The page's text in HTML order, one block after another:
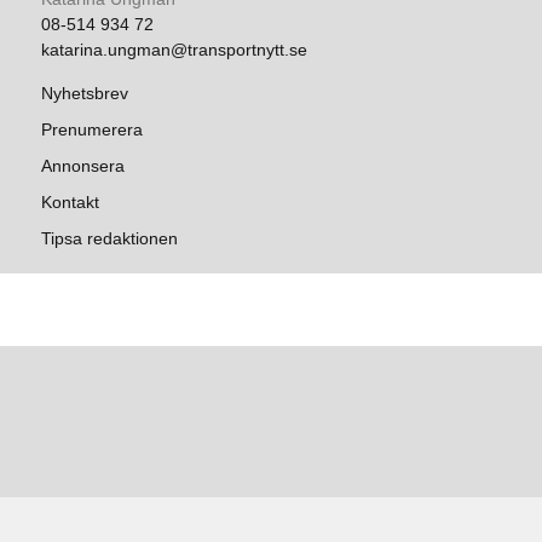
08-514 934 72
katarina.ungman@transportnytt.se
Nyhetsbrev
Prenumerera
Annonsera
Kontakt
Tipsa redaktionen